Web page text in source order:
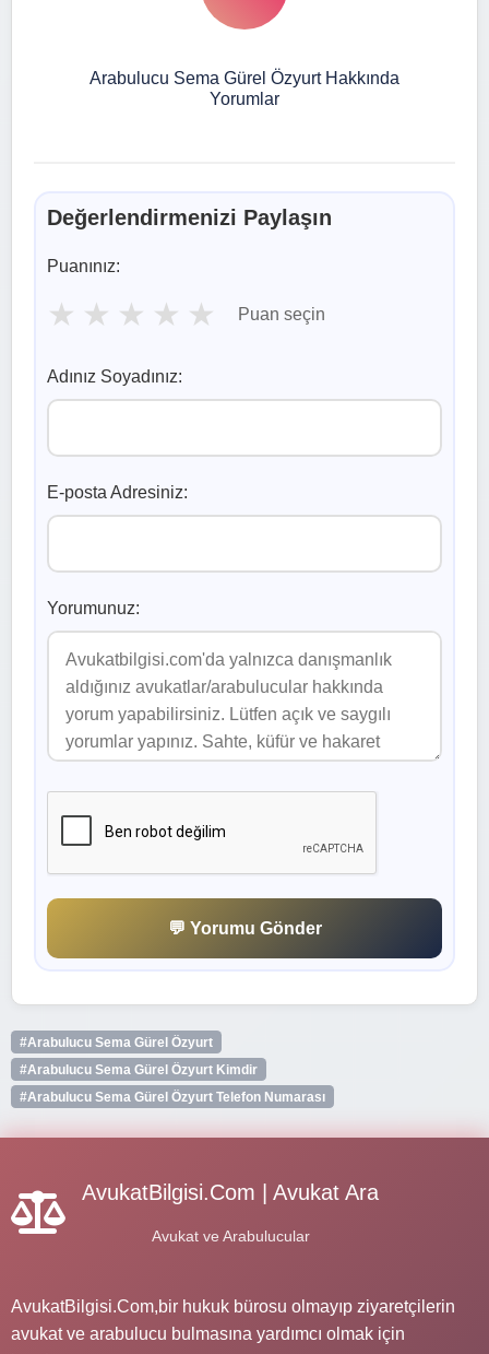
Arabulucu Sema Gürel Özyurt Hakkında
Yorumlar
Değerlendirmenizi Paylaşın
Puanınız:
★ ★ ★ ★ ★ Puan seçin
Adınız Soyadınız:
E-posta Adresiniz:
Yorumunuz:
💬 Yorumu Gönder
#Arabulucu Sema Gürel Özyurt
#Arabulucu Sema Gürel Özyurt Kimdir
#Arabulucu Sema Gürel Özyurt Telefon Numarası
AvukatBilgisi.Com | Avukat Ara
Avukat ve Arabulucular
AvukatBilgisi.Com,bir hukuk bürosu olmayıp ziyaretçilerin
avukat ve arabulucu bulmasına yardımcı olmak için